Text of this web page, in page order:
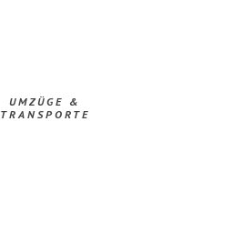
UMZÜGE &
TRANSPORTE